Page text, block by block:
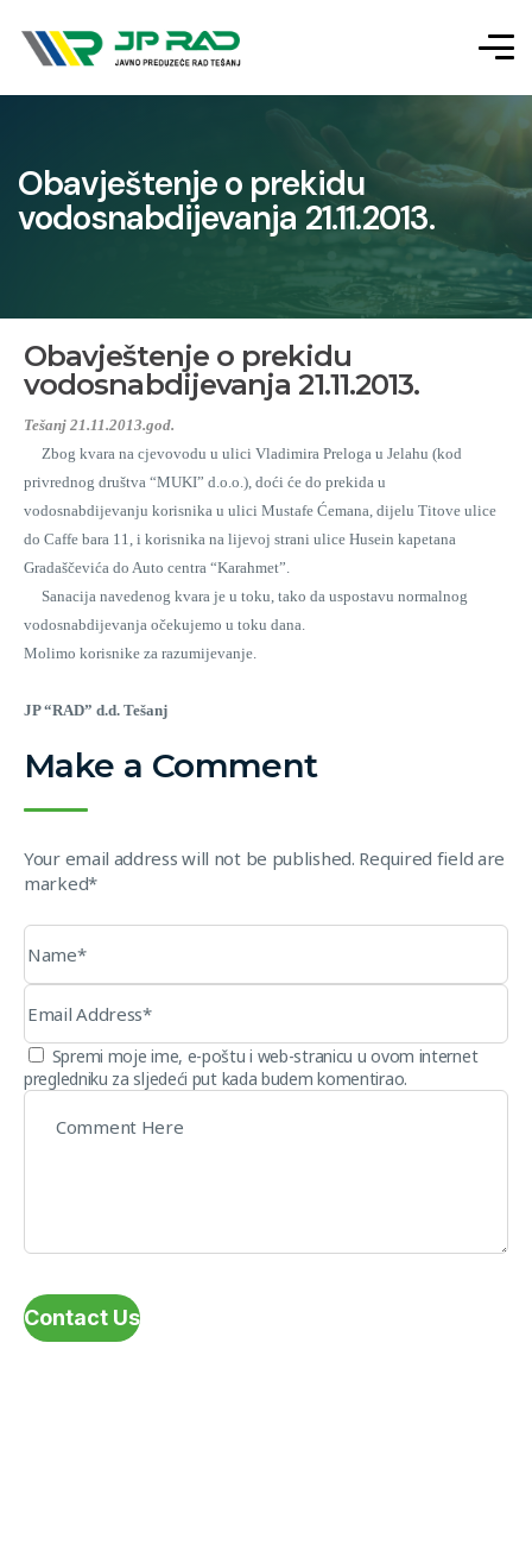
Obavještenje o prekidu
vodosnabdijevanja 21.11.2013.
Obavještenje o prekidu
vodosnabdijevanja 21.11.2013.
Tešanj 21.11.2013.god.
Zbog kvara na cjevovodu u ulici Vladimira Preloga u Jelahu (kod
privrednog društva “MUKI” d.o.o.), doći će do prekida u
vodosnabdijevanju korisnika u ulici Mustafe Ćemana, dijelu Titove ulice
do Caffe bara 11, i korisnika na lijevoj strani ulice Husein kapetana
Gradaščevića do Auto centra “Karahmet”.
Sanacija navedenog kvara je u toku, tako da uspostavu normalnog
vodosnabdijevanja očekujemo u toku dana.
Molimo korisnike za razumijevanje.
JP “RAD” d.d. Tešanj
Make a Comment
Your email address will not be published. Required field are
marked*
Spremi moje ime, e-poštu i web-stranicu u ovom internet
pregledniku za sljedeći put kada budem komentirao.
Contact Us